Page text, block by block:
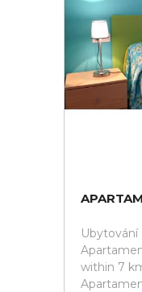
Ubytování
within 7